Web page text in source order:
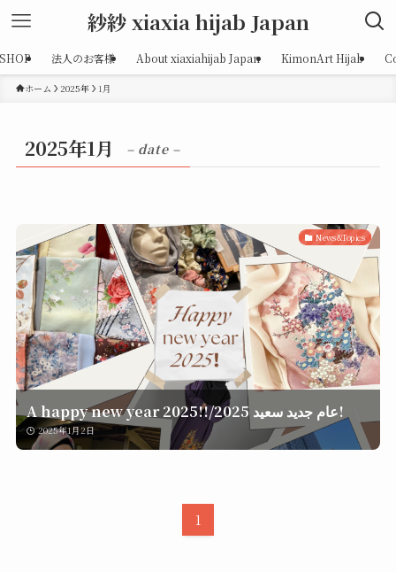
紗紗 xiaxia hijab Japan
SHOP 法人のお客様 About xiaxiahijab Japan KimonArt Hijab
ホーム 2025年 1月
2025年1月 – date –
News&Topics
A happy new year 2025!!/عام جديد سعيد 2025!
2025年1月2日
1